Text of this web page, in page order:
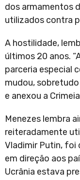
dos armamentos
utilizados contra
A hostilidade,
últimos 20 anos.
parceria especial
mudou,
e anexou a
Menezes lembra
reiteradamente
Vladimir Putin, foi
em direção aos
Ucrânia estava